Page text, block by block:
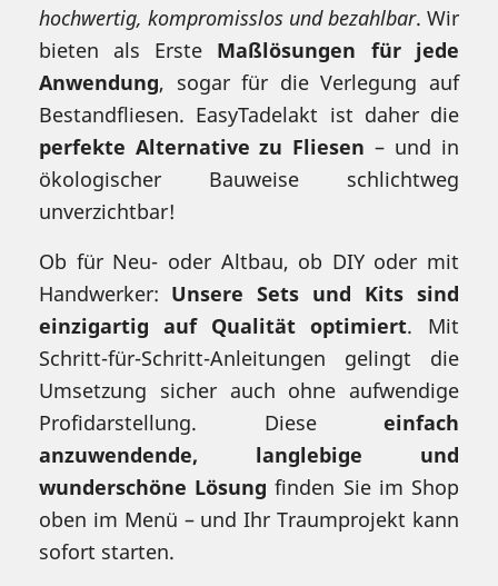
hochwertig, kompromisslos und bezahlbar. Wir
bieten als Erste Maßlösungen für jede
Anwendung, sogar für die Verlegung auf
Bestandfliesen. EasyTadelakt ist daher die
perfekte Alternative zu Fliesen – und in
ökologischer Bauweise schlichtweg
unverzichtbar!
Ob für Neu- oder Altbau, ob DIY oder mit
Handwerker: Unsere Sets und Kits sind
einzigartig auf Qualität optimiert. Mit
Schritt-für-Schritt-Anleitungen gelingt die
Umsetzung sicher auch ohne aufwendige
Profidarstellung. Diese einfach
anzuwendende, langlebige und
wunderschöne Lösung finden Sie im Shop
oben im Menü – und Ihr Traumprojekt kann
sofort starten.